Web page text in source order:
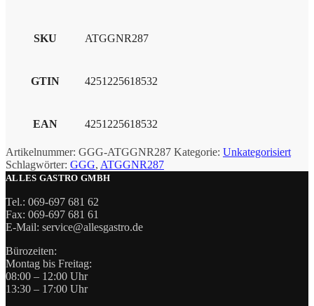
SKU ATGGNR287
GTIN 4251225618532
EAN 4251225618532
Artikelnummer: GGG-ATGGNR287 Kategorie: Unkategorisiert
Schlagwörter: GGG, ATGGNR287
ALLES GASTRO GMBH
Tel.: 069-697 681 62
Fax: 069-697 681 61
E-Mail: service@allesgastro.de
Bürozeiten:
Montag bis Freitag:
08:00 – 12:00 Uhr
13:30 – 17:00 Uhr